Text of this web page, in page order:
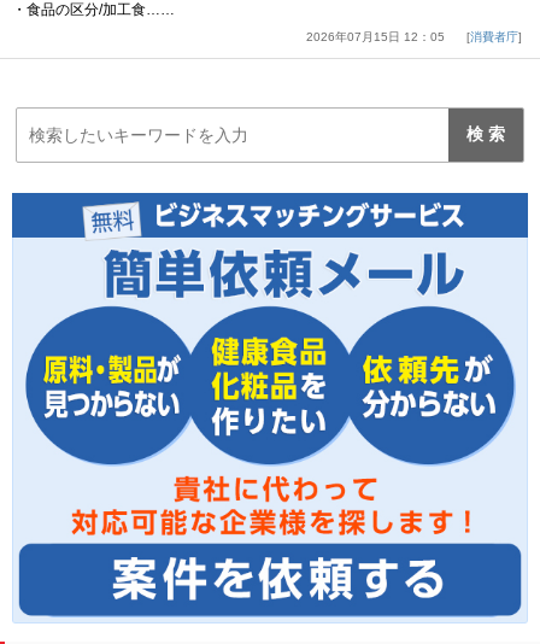
・食品の区分/加工食……
2026年07月15日 12：05 消費者庁